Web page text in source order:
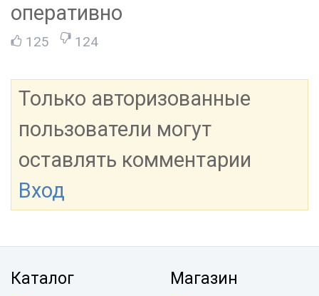
оперативно
125 124
Только авторизованные
пользователи могут
оставлять комментарии
Вход
Каталог Магазин